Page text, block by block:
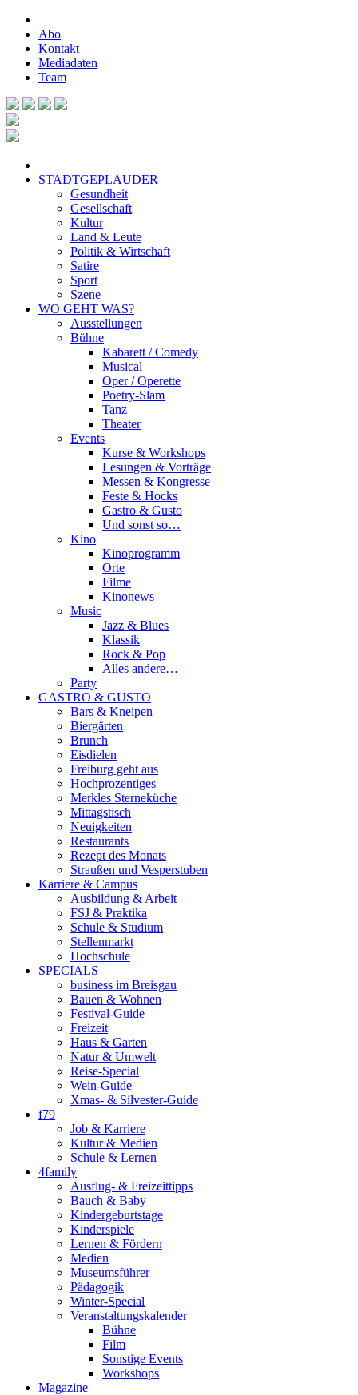
Abo
Kontakt
Mediadaten
Team
STADTGEPLAUDER
Gesundheit
Gesellschaft
Kultur
Land & Leute
Politik & Wirtschaft
Satire
Sport
Szene
WO GEHT WAS?
Ausstellungen
Bühne
Kabarett / Comedy
Musical
Oper / Operette
Poetry-Slam
Tanz
Theater
Events
Kurse & Workshops
Lesungen & Vorträge
Messen & Kongresse
Feste & Hocks
Gastro & Gusto
Und sonst so…
Kino
Kinoprogramm
Orte
Filme
Kinonews
Music
Jazz & Blues
Klassik
Rock & Pop
Alles andere…
Party
GASTRO & GUSTO
Bars & Kneipen
Biergärten
Brunch
Eisdielen
Freiburg geht aus
Hochprozentiges
Merkles Sterneküche
Mittagstisch
Neuigkeiten
Restaurants
Rezept des Monats
Straußen und Vesperstuben
Karriere & Campus
Ausbildung & Arbeit
FSJ & Praktika
Schule & Studium
Stellenmarkt
Hochschule
SPECIALS
business im Breisgau
Bauen & Wohnen
Festival-Guide
Freizeit
Haus & Garten
Natur & Umwelt
Reise-Special
Wein-Guide
Xmas- & Silvester-Guide
f79
Job & Karriere
Kultur & Medien
Schule & Lernen
4family
Ausflug- & Freizeittipps
Bauch & Baby
Kindergeburtstage
Kinderspiele
Lernen & Fördern
Medien
Museumsführer
Pädagogik
Winter-Special
Veranstaltungskalender
Bühne
Film
Sonstige Events
Workshops
Magazine